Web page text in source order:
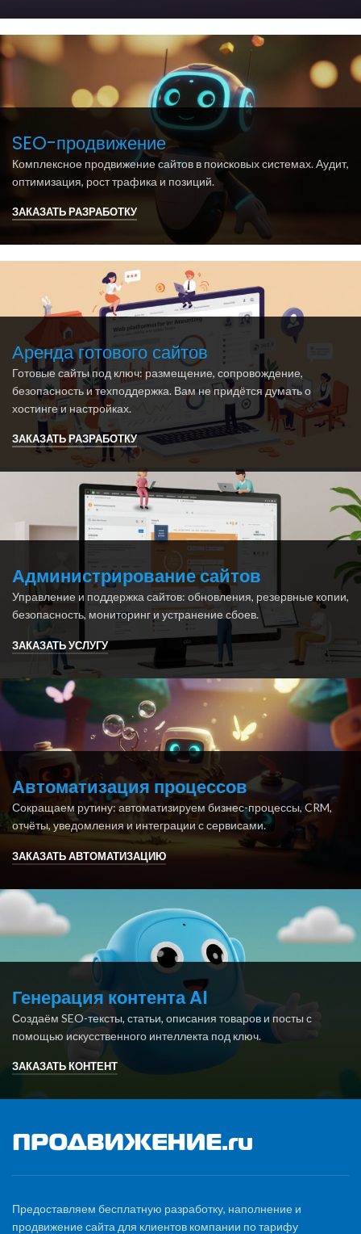
SEO-продвижение
Комплексное продвижение сайтов в поисковых системах. Аудит,
оптимизация, рост трафика и позиций.
ЗАКАЗАТЬ РАЗРАБОТКУ
Аренда готового сайтов
Готовые сайты под ключ: размещение, сопровождение,
безопасность и техподдержка. Вам не придётся думать о
хостинге и настройках.
ЗАКАЗАТЬ РАЗРАБОТКУ
Администрирование сайтов
Управление и поддержка сайтов: обновления, резервные копии,
безопасность, мониторинг и устранение сбоев.
ЗАКАЗАТЬ УСЛУГУ
Автоматизация процессов
Сокращаем рутину: автоматизируем бизнес-процессы, CRM,
отчёты, уведомления и интеграции с сервисами.
ЗАКАЗАТЬ АВТОМАТИЗАЦИЮ
Генерация контента AI
Создаём SEO-тексты, статьи, описания товаров и посты с
помощью искусственного интеллекта под ключ.
ЗАКАЗАТЬ КОНТЕНТ
Предоставляем бесплатную разработку, наполнение и
продвижение сайта для клиентов компании по тарифу